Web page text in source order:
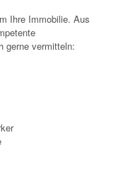
Ihre Immobilie. Aus
gerne vermitteln: